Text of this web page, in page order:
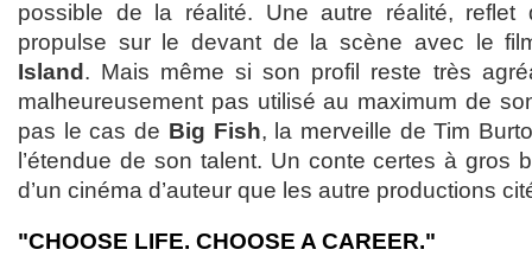
possible de la réalité. Une autre réalité, reflet
propulse sur le devant de la scène avec le
Island . Mais même si son profil reste très
malheureusement pas utilisé au maximum de
pas le cas de Big Fish, la merveille de Tim
l’étendue de son talent. Un conte certes à gros
d’un cinéma d’auteur que les autre productions
"CHOOSE LIFE. CHOOSE A CAREER."